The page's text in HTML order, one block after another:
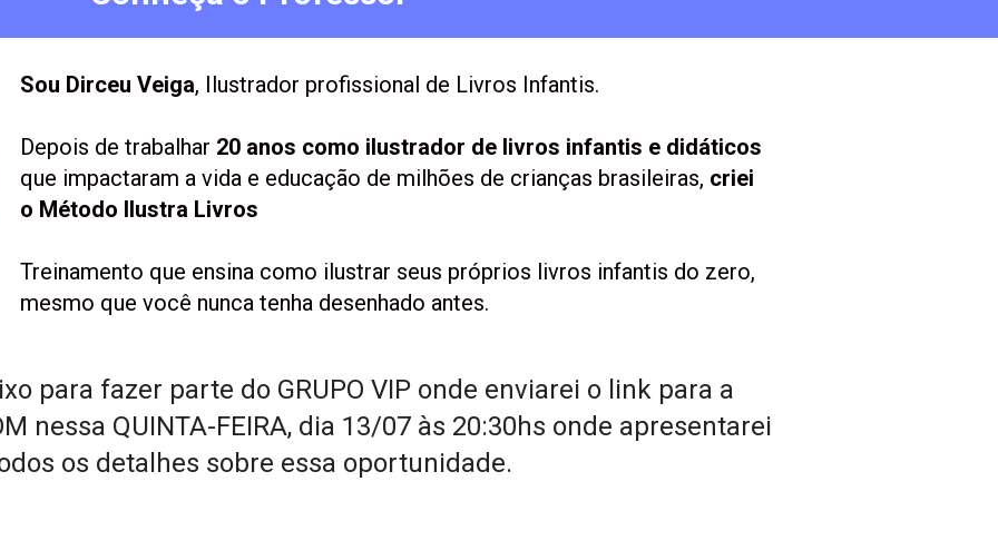
Sou Dirceu Veiga, Ilustrador profissional de Livros Infantis.
Depois de trabalhar 20 anos como ilustrador de livros infantis e didáticos
que impactaram a vida e educação de milhões de crianças brasileiras, criei
o Método Ilustra Livros
Treinamento que ensina como ilustrar seus próprios livros infantis do zero,
mesmo que você nunca tenha desenhado antes.
para fazer parte do GRUPO VIP onde enviarei o link para a
nessa QUINTA-FEIRA, dia 13/07 às 20:30hs onde apresentarei
os detalhes sobre essa oportunidade.